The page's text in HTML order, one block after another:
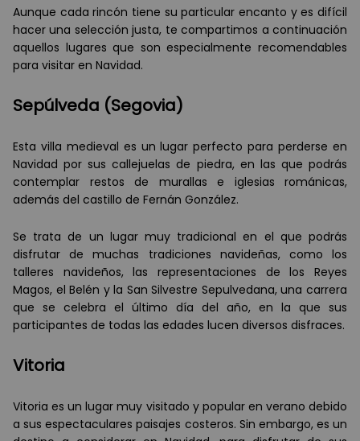
Aunque cada rincón tiene su particular encanto y es difícil
hacer una selección justa, te compartimos a continuación
aquellos lugares que son especialmente recomendables
para visitar en Navidad.
Sepúlveda (Segovia)
Esta villa medieval es un lugar perfecto para perderse en
Navidad por sus callejuelas de piedra, en las que podrás
contemplar restos de murallas e iglesias románicas,
además del castillo de Fernán González.
Se trata de un lugar muy tradicional en el que podrás
disfrutar de muchas tradiciones navideñas, como los
talleres navideños, las representaciones de los Reyes
Magos, el Belén y la San Silvestre Sepulvedana, una carrera
que se celebra el último día del año, en la que sus
participantes de todas las edades lucen diversos disfraces.
Vitoria
Vitoria es un lugar muy visitado y popular en verano debido
a sus espectaculares paisajes costeros. Sin embargo, es un